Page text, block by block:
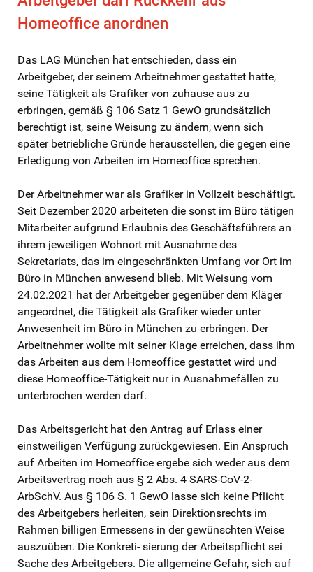
Homeoffice anordnen
Das LAG München hat entschieden, dass ein
Arbeitgeber, der seinem Arbeitnehmer gestattet hatte,
seine Tätigkeit als Grafiker von zuhause aus zu
erbringen, gemäß § 106 Satz 1 GewO grundsätzlich
berechtigt ist, seine Weisung zu ändern, wenn sich
später betriebliche Gründe herausstellen, die gegen eine
Erledigung von Arbeiten im Homeoffice sprechen.
Der Arbeitnehmer war als Grafiker in Vollzeit beschäftigt.
Seit Dezember 2020 arbeiteten die sonst im Büro tätigen
Mitarbeiter aufgrund Erlaubnis des Geschäftsführers an
ihrem jeweiligen Wohnort mit Ausnahme des
Sekretariats, das im eingeschränkten Umfang vor Ort im
Büro in München anwesend blieb. Mit Weisung vom
24.02.2021 hat der Arbeitgeber gegenüber dem Kläger
angeordnet, die Tätigkeit als Grafiker wieder unter
Anwesenheit im Büro in München zu erbringen. Der
Arbeitnehmer wollte mit seiner Klage erreichen, dass ihm
das Arbeiten aus dem Homeoffice gestattet wird und
diese Homeoffice-Tätigkeit nur in Ausnahmefällen zu
unterbrochen werden darf.
Das Arbeitsgericht hat den Antrag auf Erlass einer
einstweiligen Verfügung zurückgewiesen. Ein Anspruch
auf Arbeiten im Homeoffice ergebe sich weder aus dem
Arbeitsvertrag noch aus § 2 Abs. 4 SARS-CoV-2-
ArbSchV. Aus § 106 S. 1 GewO lasse sich keine Pflicht
des Arbeitgebers herleiten, sein Direktionsrechts im
Rahmen billigen Ermessens in der gewünschten Weise
auszuüben. Die Konkreti- sierung der Arbeitspflicht sei
Sache des Arbeitgebers. Die allgemeine Gefahr, sich auf